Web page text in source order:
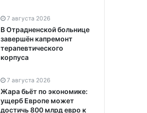
7 августа 2026
В Отрадненской больнице
завершён капремонт
терапевтического
корпуса
7 августа 2026
Жара бьёт по экономике:
ущерб Европе может
достичь 800 млрд евро к